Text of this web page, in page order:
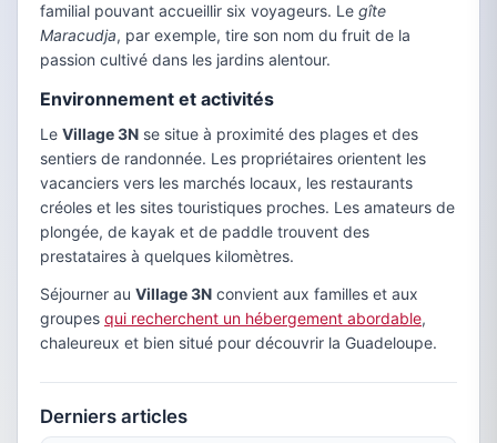
familial pouvant accueillir six voyageurs. Le gîte
Maracudja, par exemple, tire son nom du fruit de la
passion cultivé dans les jardins alentour.
Environnement et activités
Le Village 3N se situe à proximité des plages et des
sentiers de randonnée. Les propriétaires orientent les
vacanciers vers les marchés locaux, les restaurants
créoles et les sites touristiques proches. Les amateurs de
plongée, de kayak et de paddle trouvent des
prestataires à quelques kilomètres.
Séjourner au Village 3N convient aux familles et aux
groupes qui recherchent un hébergement abordable,
chaleureux et bien situé pour découvrir la Guadeloupe.
Derniers articles